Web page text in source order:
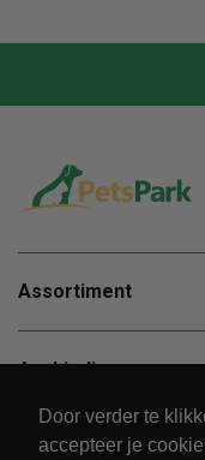
Door verder te
accepteer je
Assortiment
Aanbiedingen
Klantenservice